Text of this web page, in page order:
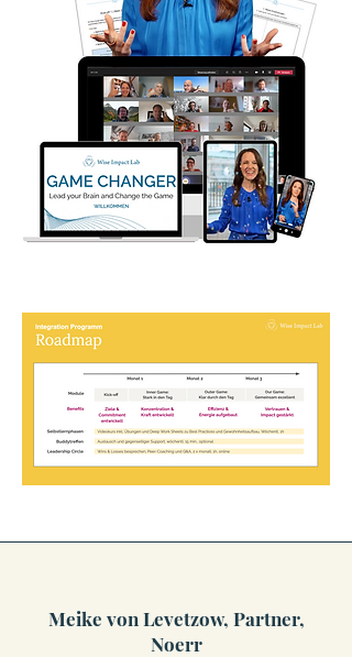
Meike von Levetzow, Partner,
Noerr